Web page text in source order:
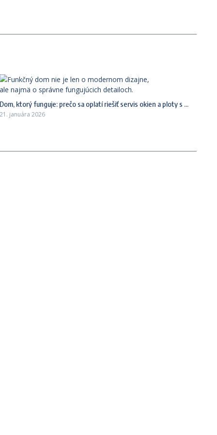
Dom, ktorý funguje: prečo sa oplatí riešiť servis okien a ploty s ...
21. januára 2026